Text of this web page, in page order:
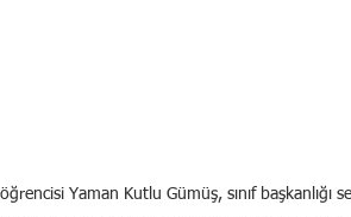
Yaman Kutlu Gümüş, sınıf başkanlığı